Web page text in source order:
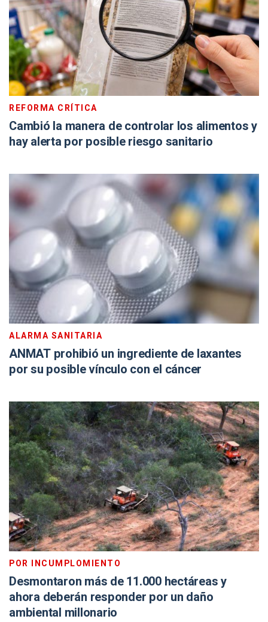
REFORMA CRÍTICA
Cambió la manera de controlar los alimentos y
hay alerta por posible riesgo sanitario
ALARMA SANITARIA
ANMAT prohibió un ingrediente de laxantes
por su posible vínculo con el cáncer
POR INCUMPLOMIENTO
Desmontaron más de 11.000 hectáreas y
ahora deberán responder por un daño
ambiental millonario